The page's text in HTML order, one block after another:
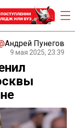
Андрей Пунегов
9 мая 2025, 23:39